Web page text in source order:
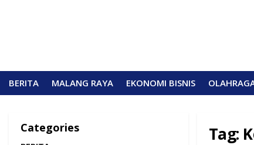
BERITA MALANG RAYA EKONOMI BISNIS
Tag:
Categories